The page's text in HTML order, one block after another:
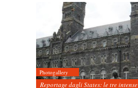
Photogallery
Reportage dagli States: le tre intense